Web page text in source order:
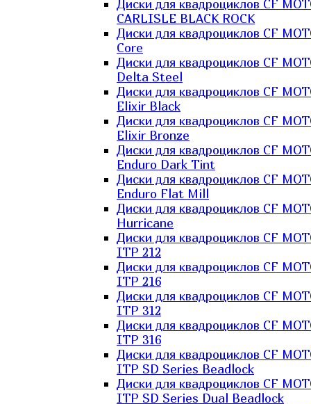
Диски для квадроциклов CF
CARLISLE BLACK ROCK
Диски для квадроциклов CF
Core
Диски для квадроциклов CF
Delta Steel
Диски для квадроциклов CF
Elixir Black
Диски для квадроциклов CF
Elixir Bronze
Диски для квадроциклов CF
Enduro Dark Tint
Диски для квадроциклов CF
Enduro Flat Mill
Диски для квадроциклов CF
Hurricane
Диски для квадроциклов CF
ITP 212
Диски для квадроциклов CF
ITP 216
Диски для квадроциклов CF
ITP 312
Диски для квадроциклов CF
ITP 316
Диски для квадроциклов CF
ITP SD Series Beadlock
Диски для квадроциклов CF
ITP SD Series Dual Beadlock